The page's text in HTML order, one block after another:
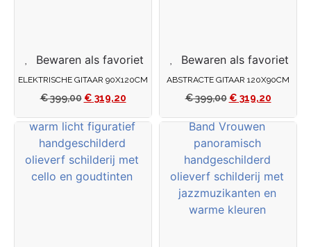
Bewaren als favoriet
ELEKTRISCHE GITAAR 90X120CM
€399,00 € 319,20
Bewaren als favoriet
ABSTRACTE GITAAR 120X90CM
€399,00 € 319,20